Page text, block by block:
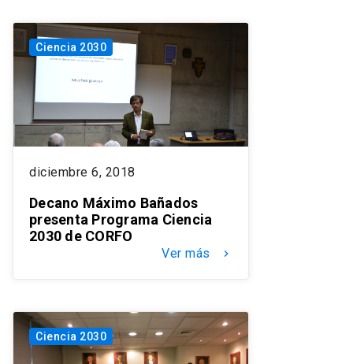
Ciencia 2030
diciembre 6, 2018
Decano Máximo Bañados
presenta Programa Ciencia
2030 de CORFO
Ver más keyboard_arrow_right
Ciencia 2030